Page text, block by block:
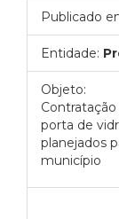
Publicado
Entidade:
Objeto:
porta de
planejados
município